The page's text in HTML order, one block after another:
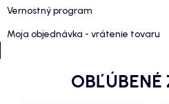
Vernostný program
Moja objednávka - vrátenie tovaru